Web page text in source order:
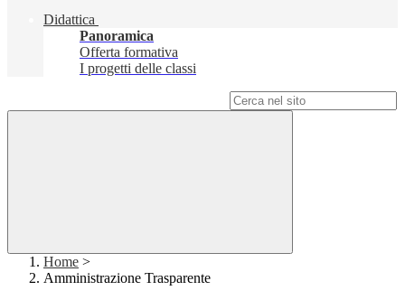
Didattica
Panoramica
Offerta formativa
I progetti delle classi
Home >
Amministrazione Trasparente